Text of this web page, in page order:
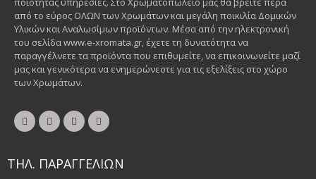
από το εύρος ΟΛΩΝ των Χρωμάτων και μεγάλη ποικιλία Δομικών
Υλικών και Αναλωσίμων προϊόντων. Μέσα από την ηλεκτρονική
του σελίδα www.e-xromata.gr, έχετε τη δυνατότητα να
παραγγέλνετε τα προϊόντα που επιθυμείτε, να επικοινωνείτε μαζί
μας και γενικότερα να ενημερώνεστε για τις εξελίξεις στο χώρο
των Χρωμάτων.
ΤΗΛ. ΠΑΡΑΓΓΕΛΙΩΝ